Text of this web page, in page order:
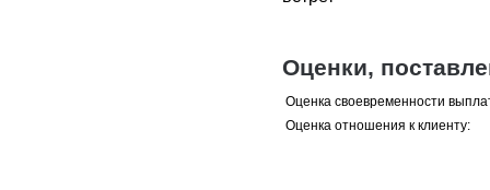
Оценки,
Оценка своевременности
Оценка отношения к клиенту: